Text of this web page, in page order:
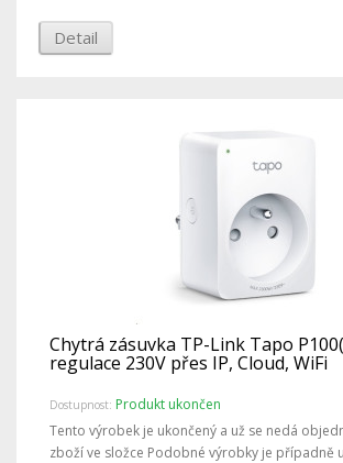
Detail
Chytrá zásuvka TP-Link Tapo
regulace 230V přes IP, Cloud, WiFi
Dostupnost: Produkt ukončen
Tento výrobek je ukončený a už se nedá
zboží ve složce Podobné výrobky je případně